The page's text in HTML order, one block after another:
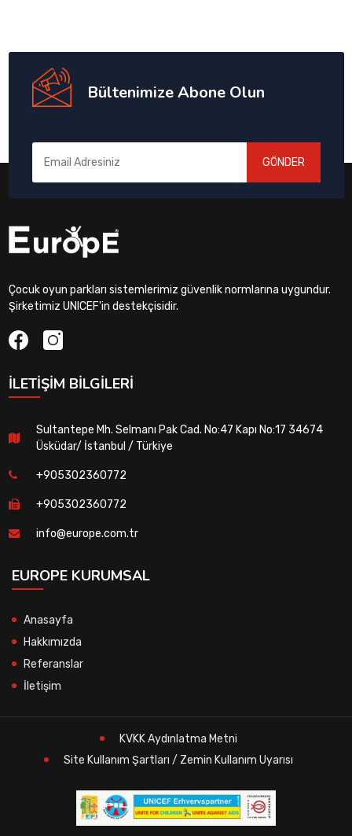
Bültenimize Abone Olun
GÖNDER
Çocuk oyun parkları sistemlerimiz güvenlik normlarına uygundur.
Şirketimiz UNICEF'in destekçisidir.
İLETIŞIM BILGILERI
Sultantepe Mh. Selmanı Pak Cad. No:47 Kapı No:17 34674
Üsküdar/ İstanbul / Türkiye
+905302360772
+905302360772
info@europe.com.tr
EUROPE KURUMSAL
Anasayfa
Hakkımızda
Referanslar
İletişim
KVKK Aydınlatma Metni
Site Kullanım Şartları / Zemin Kullanım Uyarısı